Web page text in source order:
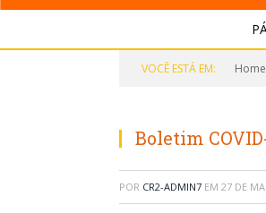
VOCÊ ESTÁ EM: Home
Boletim
POR CR2-ADMIN7 EM 27 DE